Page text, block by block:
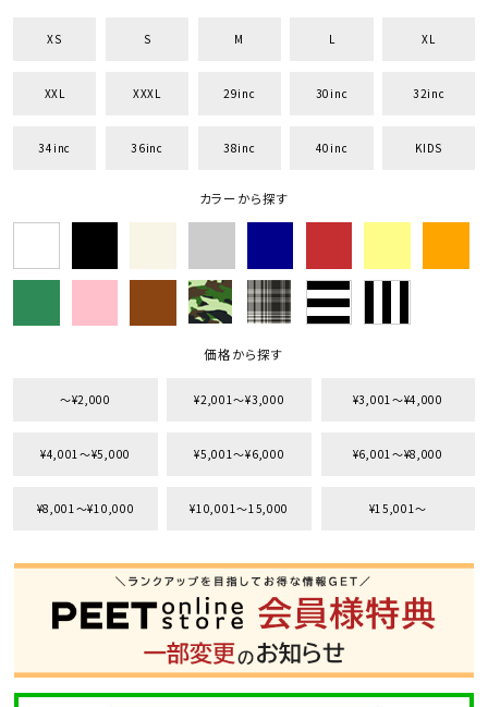
キーワードから探す
円 ～ 円
カテゴリ
M
29inc
30inc
32inc
34inc
36inc
38inc
40inc
KIDS
XS S M L XL
XXL XXXL 29inc 30inc 32inc
34inc 36inc 38inc 40inc KIDS
カラーから探す
価格から探す
〜¥2,000 ¥2,001〜¥3,000 ¥3,001〜¥4,000
¥4,001〜¥5,000 ¥5,001〜¥6,000 ¥6,001〜¥8,000
¥8,001〜¥10,000 ¥10,001〜15,000 ¥15,001〜